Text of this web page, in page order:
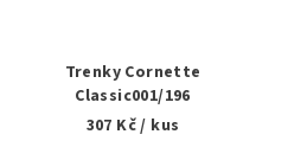
Trenky Cornette
Classic001/196
307 Kč/ kus